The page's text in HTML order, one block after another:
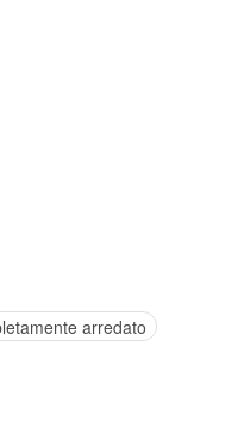
arredato